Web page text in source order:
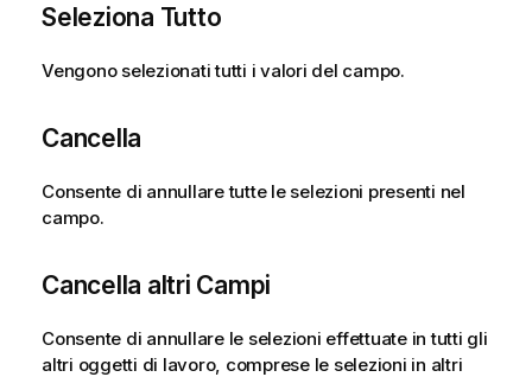
Seleziona Tutto
Vengono selezionati tutti i valori del campo.
Cancella
Consente di annullare tutte le selezioni presenti nel
campo.
Cancella altri Campi
Consente di annullare le selezioni effettuate in tutti gli
altri oggetti di lavoro, comprese le selezioni in altri